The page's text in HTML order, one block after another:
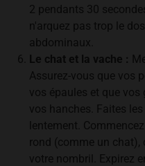
2 pendants 30
n'arquez pas trop le
abdominaux.
Le chat et la vache :
Assurez-vous que vos
vos épaules et que
vos hanches. Faites
lentement.
rond (comme un
votre nombril. Expirez